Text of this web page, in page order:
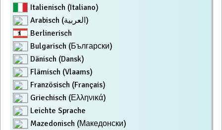
Italienisch (Italiano)
Arabisch (العربية)
Berlinerisch
Bulgarisch (Български)
Dänisch (Dansk)
Flämisch (Vlaams)
Französisch (Français)
Griechisch (Ελληνικά)
Leichte Sprache
Mazedonisch (Македонски)